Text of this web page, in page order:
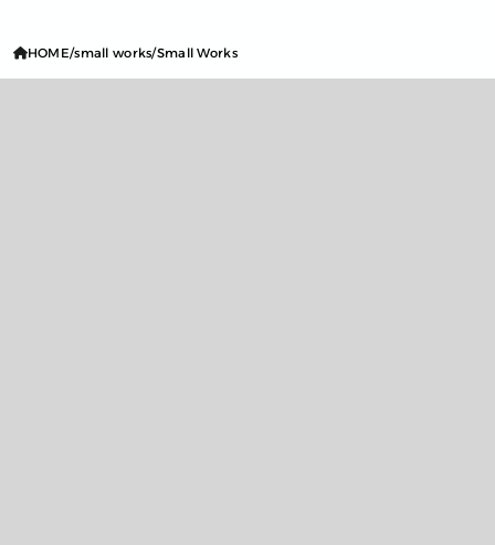
HOME small works Small Works